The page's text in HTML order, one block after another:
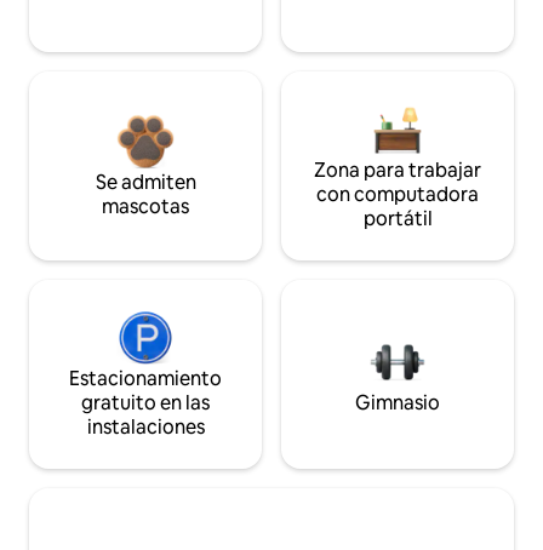
Se admiten
mascotas
Zona para trabajar
con computadora
portátil
Estacionamiento
gratuito en las
instalaciones
Gimnasio